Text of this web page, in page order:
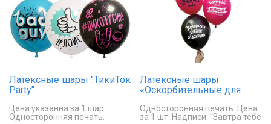
Латексные шары "ТикиТок
Party"
Цена указанна за 1 шар.
Односторонняя печать.
Латексные шары
«Оскорбительные для
Односторонняя печать. Цена
за 1 шт. Надписи: "Завтра тебе